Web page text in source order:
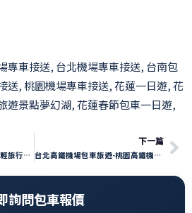
專車接送, 台北機場專車接送, 台南包
送, 桃園機場專車接送,花蓮一日遊,花
遊景點夢幻湖,花蓮春節包車一日遊,
花蓮連續假期包車旅遊-花蓮輕旅行包車
下一篇
台北高鐵機場包車旅遊-桃園高鐵機場包車旅遊-台中高鐵機場包車旅遊
詢問包車報價